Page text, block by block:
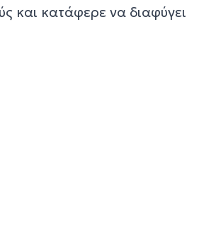
και κατάφερε να διαφύγει